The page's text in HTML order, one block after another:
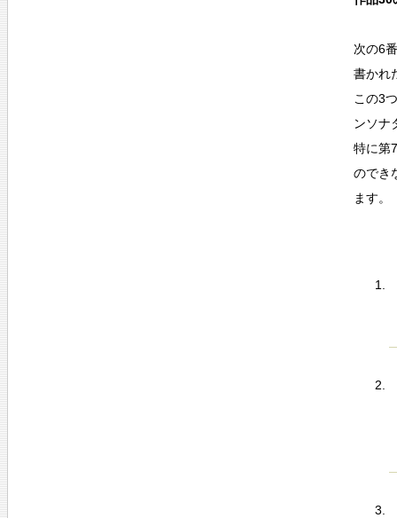
次の6
書かれ
この3
ンソナ
特に第
のでき
ます。